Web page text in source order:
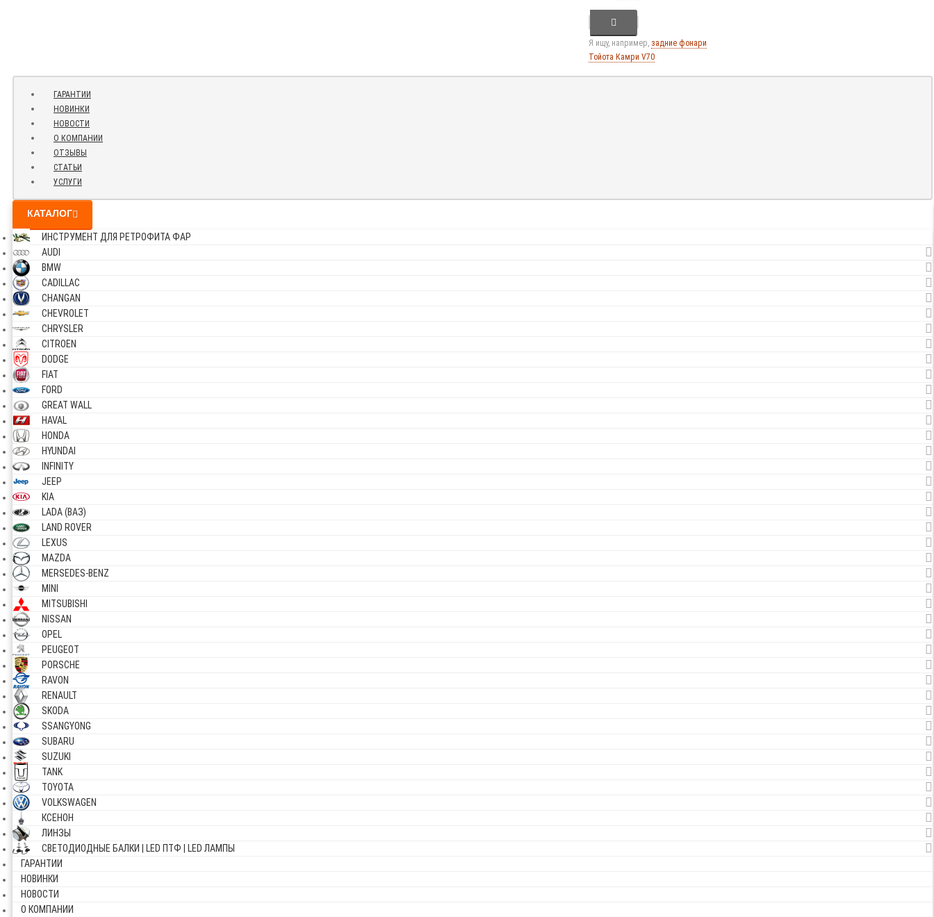
Я ищу, например, задние фонари
Тойота Камри V70
ГАРАНТИИ
НОВИНКИ
НОВОСТИ
О КОМПАНИИ
ОТЗЫВЫ
СТАТЬИ
УСЛУГИ
КАТАЛОГ
ИНСТРУМЕНТ ДЛЯ РЕТРОФИТА ФАР
AUDI
BMW
CADILLAC
CHANGAN
CHEVROLET
CHRYSLER
CITROEN
DODGE
FIAT
FORD
GREAT WALL
HAVAL
HONDA
HYUNDAI
INFINITY
JEEP
KIA
LADA (ВАЗ)
LAND ROVER
LEXUS
MAZDA
MERSEDES-BENZ
MINI
MITSUBISHI
NISSAN
OPEL
PEUGEOT
PORSCHE
RAVON
RENAULT
SKODA
SSANGYONG
SUBARU
SUZUKI
TANK
TOYOTA
VOLKSWAGEN
КСЕНОН
ЛИНЗЫ
СВЕТОДИОДНЫЕ БАЛКИ | LED ПТФ | LED ЛАМПЫ
ГАРАНТИИ
НОВИНКИ
НОВОСТИ
О КОМПАНИИ